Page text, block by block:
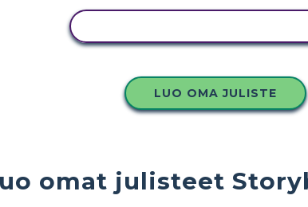
LUO OMA JULISTE
omat julisteet